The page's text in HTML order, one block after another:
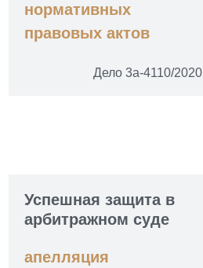
нормативных
правовых актов
Дело 3а-4110/2020
Успешная защита в
арбитражном суде
апелляция